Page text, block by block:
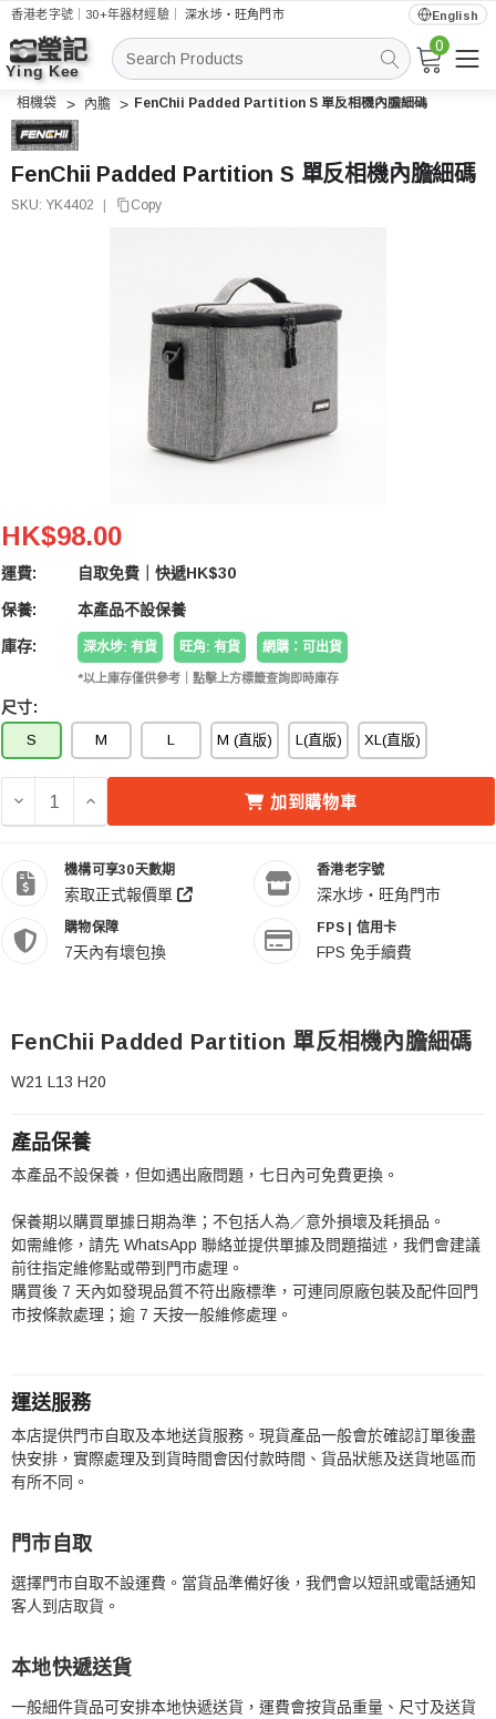
香港老字號｜30+年器材經驗｜深水埗・旺角門市 English
搜
0
相機袋 內膽 FenChii Padded Partition S 單反相機內膽細碼
FenChii Padded Partition S 單反相機內膽細碼
SKU: YK4402 Copy
FenChii Padded Partition S 單反相機內膽細碼
HK$98.00
運費: 自取免費｜快遞HK$30
保養: 本產品不設保養
庫存: 深水埗: 有貨 旺角: 有貨 網購：可出貨
*以上庫存僅供參考｜點擊上方標籤查詢即時庫存
尺寸:
S M L M (直版) L(直版) XL(直版)
減少 FENCHII PADDED PARTITION S 單反相機內膽細碼 的
增加 FENCHII PADDED PARTITION S 單反相機內
加到購物車
機構可享30天數期
索取正式報價單
香港老字號
深水埗・旺角門市
購物保障
7天內有壞包換
FPS | 信用卡
FPS 免手續費
FenChii Padded Partition 單反相機內膽細碼
W21 L13 H20
產品保養
本產品不設保養，但如遇出廠問題，七日內可免費更換。
保養期以購買單據日期為準；不包括人為／意外損壞及耗損品。
如需維修，請先 WhatsApp 聯絡並提供單據及問題描述，我們會建議
前往指定維修點或帶到門市處理。
購買後 7 天內如發現品質不符出廠標準，可連同原廠包裝及配件回門
市按條款處理；逾 7 天按一般維修處理。
運送服務
本店提供門市自取及本地送貨服務。現貨產品一般會於確認訂單後盡
快安排，實際處理及到貨時間會因付款時間、貨品狀態及送貨地區而
有所不同。
門市自取
選擇門市自取不設運費。當貨品準備好後，我們會以短訊或電話通知
客人到店取貨。
本地快遞送貨
一般細件貨品可安排本地快遞送貨，運費會按貨品重量、尺寸及送貨